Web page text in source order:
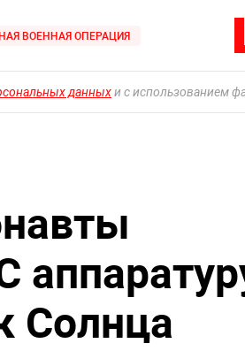
ВОЕННАЯ ОПЕРАЦИЯ
данныхи с использованием
Солнца